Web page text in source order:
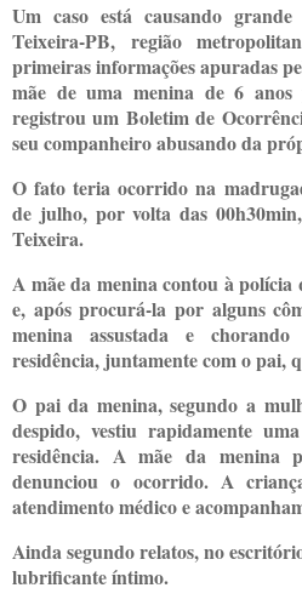
Um caso está causando
Teixeira-PB, região
primeiras informações apuradas
mãe de uma menina de 6
registrou um Boletim de
seu companheiro abusando da
O fato teria ocorrido na
de julho, por volta das
Teixeira.
A mãe da menina contou à
e, após procurá-la por alguns
menina assustada e
residência, juntamente com o pai,
O pai da menina, segundo a
despido, vestiu rapidamente
residência. A mãe da menina
denunciou o ocorrido. A
atendimento médico e
Ainda segundo relatos, no
lubrificante íntimo.